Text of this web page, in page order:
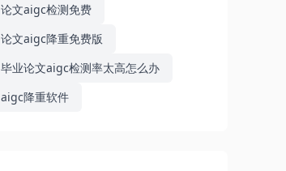
论文aigc检测免费
论文aigc降重免费版
毕业论文aigc检测率太高怎么办
aigc降重软件